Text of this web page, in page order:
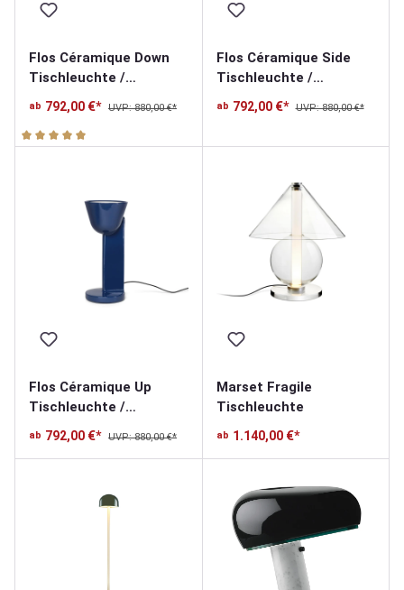
Flos Céramique Down
Tischleuchte /
Bodenleuchte
ab 792,00 €* UVP: 880,00 €*
Durchschnittliche Bewertung von 5 von 5 Sternen
Flos Céramique Side
Tischleuchte /
Bodenleuchte
ab 792,00 €* UVP: 880,00 €*
Flos Céramique Up
Tischleuchte /
Bodenleuchte
ab 792,00 €* UVP: 880,00 €*
Marset Fragile
Tischleuchte
ab 1.140,00 €*